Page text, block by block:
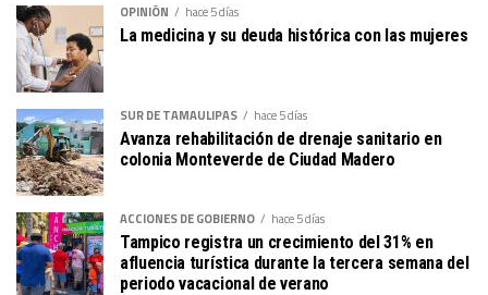
OPINIÓN hace 5 días
La medicina y su deuda histórica con las mujeres
SUR DE TAMAULIPAS hace 5 días
Avanza rehabilitación de drenaje sanitario en
colonia Monteverde de Ciudad Madero
ACCIONES DE GOBIERNO hace 5 días
Tampico registra un crecimiento del 31% en
afluencia turística durante la tercera semana del
periodo vacacional de verano